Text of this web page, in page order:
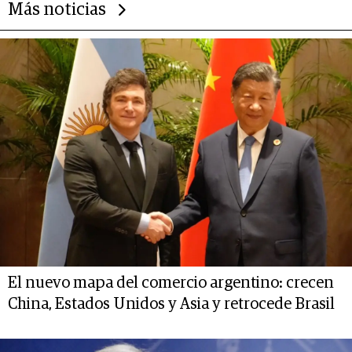
Más noticias
El nuevo mapa del comercio argentino: crecen
China, Estados Unidos y Asia y retrocede Brasil